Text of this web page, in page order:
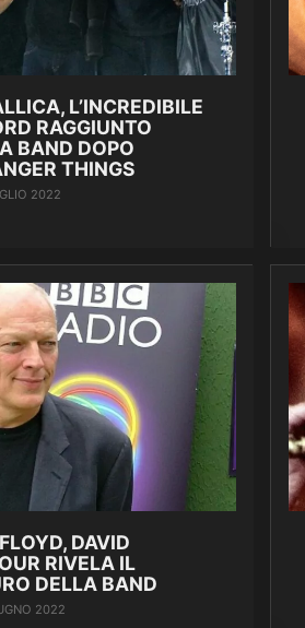
L’INCREDIBILE
RAGGIUNTO
BAND DOPO
THINGS
2022
DAVID
RIVELA IL
DELLA BAND
2022